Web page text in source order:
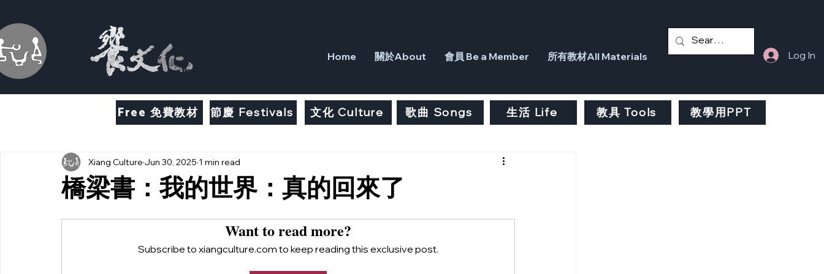
Home 關於About 會員 Be a Member 所有教材All Materials Log In
Free 免費教材 節慶 Festivals 文化 Culture 歌曲 Songs 生活 Life 教具 Tools 教學用PPT
橋梁書：我的世界：真的回來了
Xiang Culture Jun 30, 2025 1 min read
Want to read more?
Subscribe to xiangculture.com to keep reading this exclusive post.